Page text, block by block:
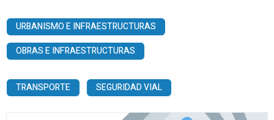
URBANISMO E INFRAESTRUCTURAS
OBRAS E INFRAESTRUCTURAS
TRANSPORTE SEGURIDAD VIAL